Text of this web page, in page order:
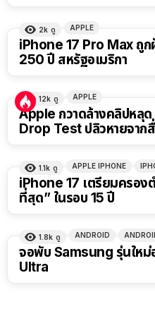
2k ดู APPLE
iPhone 17 Pro Max ถู
250 ปี สหรัฐอเมริกา
12k ดู APPLE
Apple กวาดล้างคลิปหลุ
Drop Test ปลิวหายจาก
1.1k ดู APPLE IPHONE
iPhone 17 เตรียมครอง
ที่สุด” ในรอบ 15 ปี
1.8k ดู ANDROID
จอพับ Samsung รุ่นใหม่
Ultra